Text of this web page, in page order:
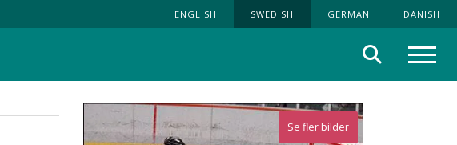
ENGLISH SWEDISH GERMAN DANISH
Sök
Se fler bilder